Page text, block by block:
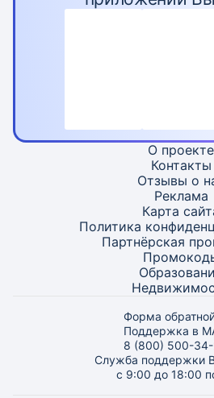
О проекте
Контакты
Отзывы о
Реклама
Карта
Политика
Партнёрская
Форма
Поддержка в
8 (800) 500-
Служба поддержки
с 9:00 до 18:00